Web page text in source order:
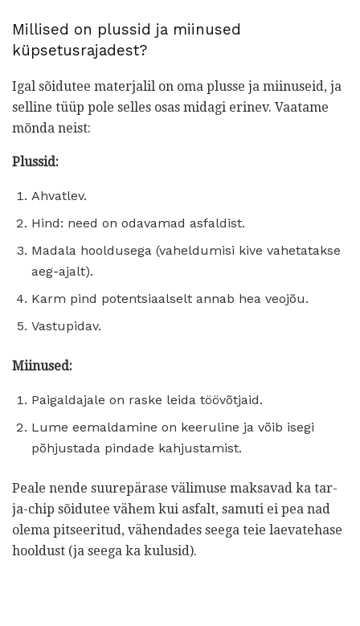
Millised on plussid ja miinused
küpsetusrajadest?
Igal sõidutee materjalil on oma plusse ja miinuseid, ja
selline tüüp pole selles osas midagi erinev. Vaatame
mõnda neist:
Plussid:
Ahvatlev.
Hind: need on odavamad asfaldist.
Madala hooldusega (vaheldumisi kive vahetatakse
aeg-ajalt).
Karm pind potentsiaalselt annab hea veojõu.
Vastupidav.
Miinused:
Paigaldajale on raske leida töövõtjaid.
Lume eemaldamine on keeruline ja võib isegi
põhjustada pindade kahjustamist.
Peale nende suurepärase välimuse maksavad ka tar-
ja-chip sõidutee vähem kui asfalt, samuti ei pea nad
olema pitseeritud, vähendades seega teie laevatehase
hooldust (ja seega ka kulusid).